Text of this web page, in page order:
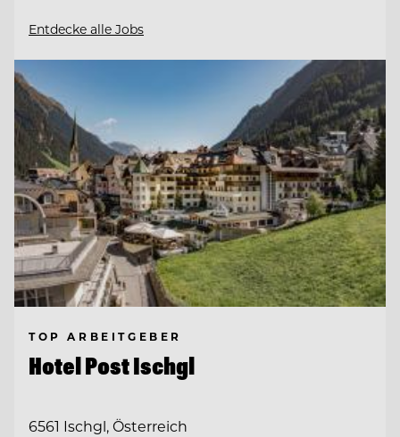
Entdecke alle Jobs
TOP ARBEITGEBER
Hotel Post Ischgl
6561 Ischgl, Österreich